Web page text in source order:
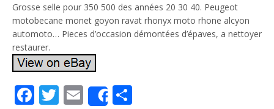
Grosse selle pour 350 500 des années 20 30 40. Peugeot
motobecane monet goyon ravat rhonyx moto rhone alcyon
automoto… Pieces d’occasion démontées d’épaves, a nettoyer
restaurer.
Facebook
Twitter
Email
SharePartager